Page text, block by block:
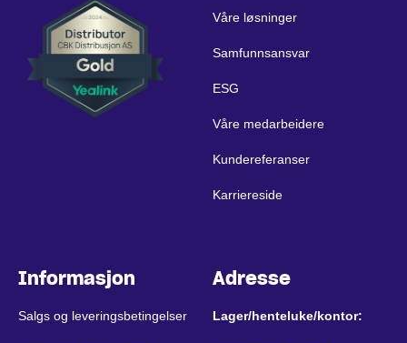
Våre løsninger
Samfunnsansvar
ESG
Våre medarbeidere
Kundereferanser
Karriereside
Informasjon
Salgs og leveringsbetingelser
Adresse
Lager/henteluke/kontor: